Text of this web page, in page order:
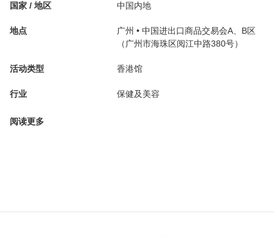
国家 / 地区 中国内地
地点
广州 • 中国进出口商品交易会A、B区
（广州市海珠区阅江中路380号）
活动类型 香港馆
行业 保健及美容
阅读更多